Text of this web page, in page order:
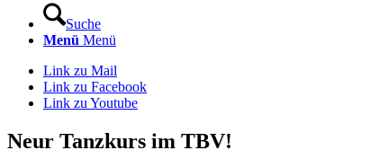
Suche
Menü Menü
Link zu Mail
Link zu Facebook
Link zu Youtube
Neur Tanzkurs im TBV!